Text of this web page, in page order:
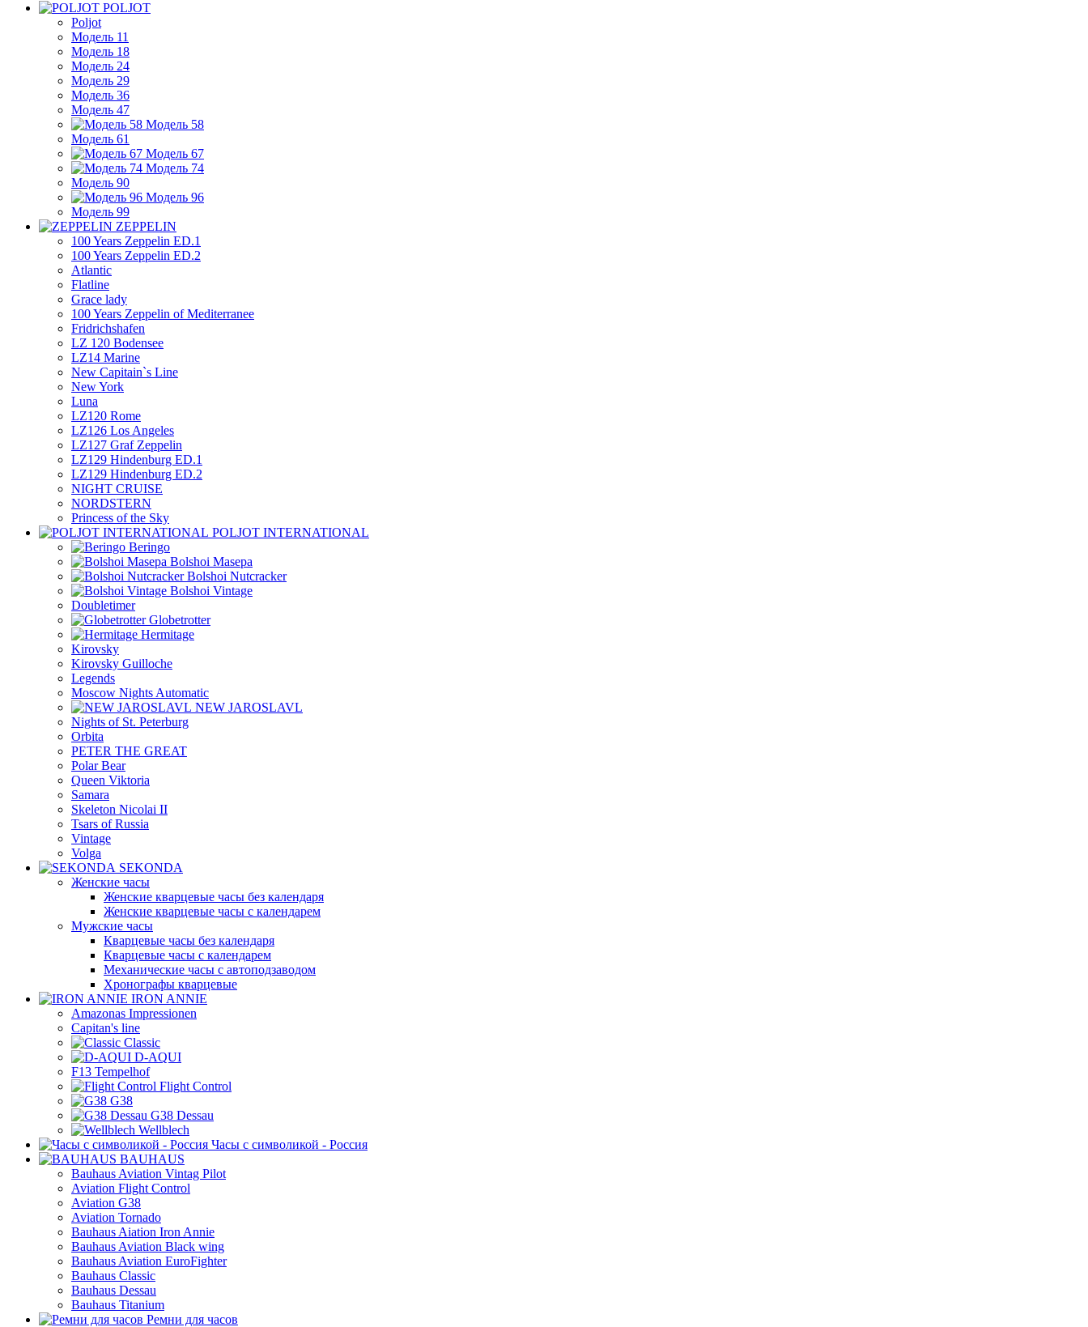
POLJOT
Poljot
Модель 11
Модель 18
Модель 24
Модель 29
Модель 36
Модель 47
Модель 58
Модель 61
Модель 67
Модель 74
Модель 90
Модель 96
Модель 99
ZEPPELIN
100 Years Zeppelin ED.1
100 Years Zeppelin ED.2
Atlantic
Flatline
Grace lady
100 Years Zeppelin of Mediterranee
Fridrichshafen
LZ 120 Bodensee
LZ14 Marine
New Capitain`s Line
New York
Luna
LZ120 Rome
LZ126 Los Angeles
LZ127 Graf Zeppelin
LZ129 Hindenburg ED.1
LZ129 Hindenburg ED.2
NIGHT CRUISE
NORDSTERN
Princess of the Sky
POLJOT INTERNATIONAL
Beringo
Bolshoi Masepa
Bolshoi Nutcracker
Bolshoi Vintage
Doubletimer
Globetrotter
Hermitage
Kirovsky
Kirovsky Guilloche
Legends
Moscow Nights Automatic
NEW JAROSLAVL
Nights of St. Peterburg
Orbita
PETER THE GREAT
Polar Bear
Queen Viktoria
Samara
Skeleton Nicolai II
Tsars of Russia
Vintage
Volga
SEKONDA
Женские часы
Женские кварцевые часы без календаря
Женские кварцевые часы с календарем
Мужские часы
Кварцевые часы без календаря
Кварцевые часы с календарем
Механические часы с автоподзаводом
Хронографы кварцевые
IRON ANNIE
Amazonas Impressionen
Capitan's line
Classic
D-AQUI
F13 Tempelhof
Flight Control
G38
G38 Dessau
Wellblech
Часы с символикой - Россия
BAUHAUS
Bauhaus Aviation Vintag Pilot
Aviation Flight Control
Aviation G38
Aviation Tornado
Bauhaus Aiation Iron Annie
Bauhaus Aviation Black wing
Bauhaus Aviation EuroFighter
Bauhaus Classic
Bauhaus Dessau
Bauhaus Titanium
Ремни для часов